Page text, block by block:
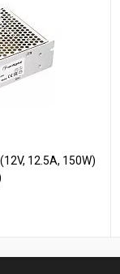
12.5A, 150W)